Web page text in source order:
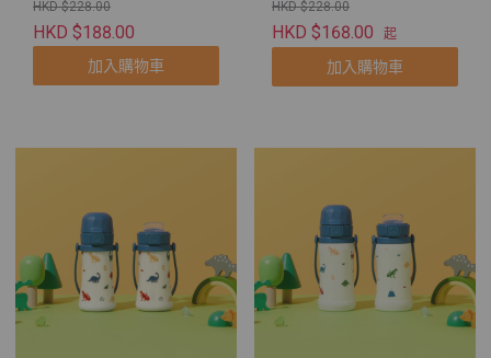
HKD $228.00
HKD $188.00
加入購物車
HKD $228.00
HKD $168.00 起
加入購物車